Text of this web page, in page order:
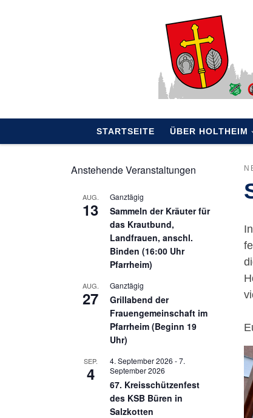
STARTSEITE ÜBER HOLTHEIM
Anstehende Veranstaltungen
AUG.
13
Ganztägig
Sammeln der Kräuter für
das Krautbund,
Landfrauen, anschl.
Binden (16:00 Uhr
Pfarrheim)
AUG.
27
Ganztägig
Grillabend der
Frauengemeinschaft im
Pfarrheim (Beginn 19
Uhr)
SEP.
4
4. September 2026 -7.
September 2026
67. Kreisschützenfest
des KSB Büren in
Salzkotten